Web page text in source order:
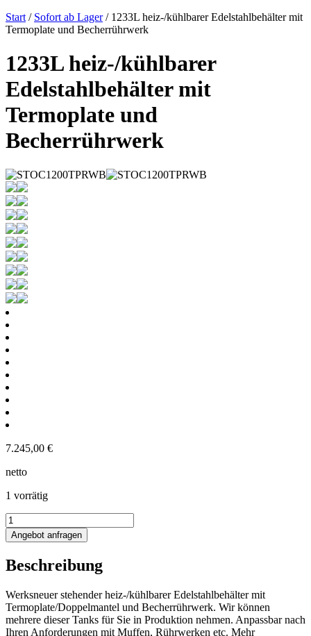
Start / Sofort ab Lager/ 1233L heiz-/kühlbarer Edelstahlbehälter mit
Termoplate und Becherrührwerk
1233L heiz-/kühlbarer
Edelstahlbehälter mit
Termoplate und
Becherrührwerk
7.245,00 €
netto
1 vorrätig
1233L
heiz-/kühlbarer
Edelstahlbehälter
Termoplate
Becherrührwerk
Menge
Angebot anfragen
Beschreibung
Werksneuer stehender heiz-/kühlbarer Edelstahlbehälter mit
Termoplate/Doppelmantel und Becherrührwerk. Wir können
mehrere dieser Tanks für Sie in Produktion nehmen. Anpassbar nach
Ihren Anforderungen mit Muffen, Rührwerken etc. Mehr